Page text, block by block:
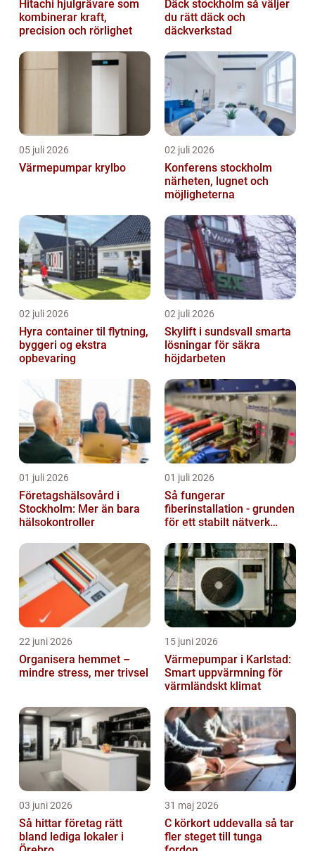
Hitachi hjulgrävare som
kombinerar kraft,
precision och rörlighet
Däck stockholm så väljer
du rätt däck och
däckverkstad
05 juli 2026
Värmepumpar krylbo
02 juli 2026
Konferens stockholm
närheten, lugnet och
möjligheterna
02 juli 2026
Hyra container til flytning,
byggeri og ekstra
opbevaring
02 juli 2026
Skylift i sundsvall smarta
lösningar för säkra
höjdarbeten
01 juli 2026
Företagshälsovård i
Stockholm: Mer än bara
hälsokontroller
01 juli 2026
Så fungerar
fiberinstallation - grunden
för ett stabilt nätverk
22 juni 2026
Organisera hemmet –
mindre stress, mer trivsel
15 juni 2026
Värmepumpar i Karlstad:
Smart uppvärmning för
värmländskt klimat
03 juni 2026
Så hittar företag rätt
bland lediga lokaler i
31 maj 2026
C körkort uddevalla så tar
fler steget till tunga